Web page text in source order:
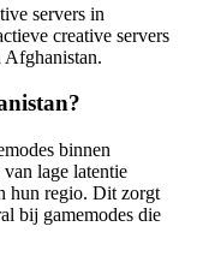
servers in
creative servers
Afghanistan.
binnen
lage latentie
hun regio. Dit zorgt
bij gamemodes die